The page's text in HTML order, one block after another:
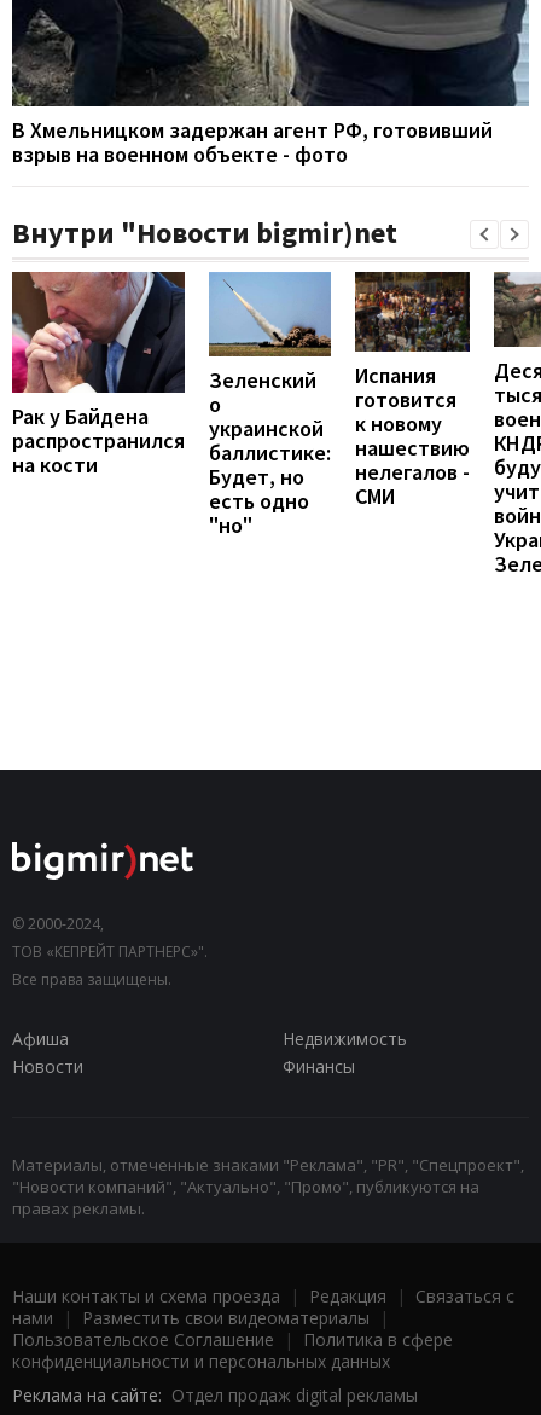
В Хмельницком задержан агент РФ, готовивший
взрыв на военном объекте - фото
Внутри "Новости bigmir)net
Рак у Байдена
распространился
на кости
Зеленский
о
украинской
баллистике:
Будет, но
есть одно
"но"
Испания
готовится
к новому
нашествию
нелегалов -
СМИ
© 2000-2024,
ТОВ «КЕПРЕЙТ ПАРТНЕРС»".
Все права защищены.
Афиша
Недвижимость
Новости
Финансы
Материалы, отмеченные знаками "Реклама", "PR", "Спецпроект",
"Новости компаний", "Актуально", "Промо", публикуются на
правах рекламы.
Наши контакты и схема проезда | Редакция | Связаться с
нами | Разместить свои видеоматериалы |
Пользовательское Соглашение |
Политика в сфере
конфиденциальности и персональных данных
Реклама на сайте: Отдел продаж digital рекламы